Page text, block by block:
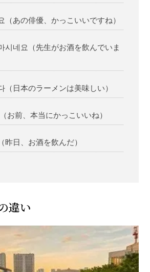
（あの俳優、かっこいいですね）
시네요（先生がお酒を飲んでいま
（日本のラーメンは美味しい）
お前、本当にかっこいいね）
昨日、お酒を飲んだ）
違い